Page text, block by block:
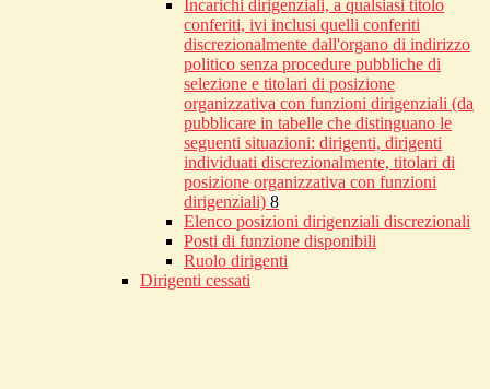
Incarichi dirigenziali, a qualsiasi titolo
conferiti, ivi inclusi quelli conferiti
discrezionalmente dall'organo di indirizzo
politico senza procedure pubbliche di
selezione e titolari di posizione
organizzativa con funzioni dirigenziali (da
pubblicare in tabelle che distinguano le
seguenti situazioni: dirigenti, dirigenti
individuati discrezionalmente, titolari di
posizione organizzativa con funzioni
dirigenziali) 8
Elenco posizioni dirigenziali discrezionali
Posti di funzione disponibili
Ruolo dirigenti
Dirigenti cessati